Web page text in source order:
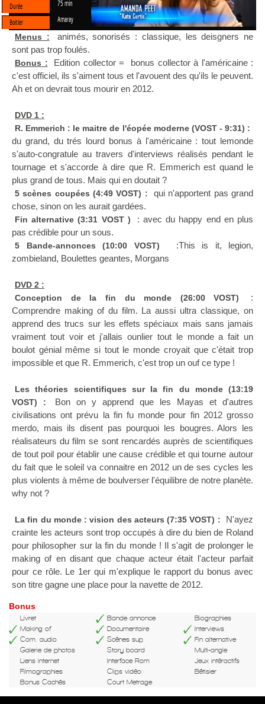
Durée
75 min
Boitier Amaray
Menus :
animés, sonorisés : classique, les deisgners ne
sont pas trop foulés.
Bonus :
Edition collector = bonus collector à l'américaine :
c'est officiel, ils s'aiment tous et l'avouent des qu'ils le peuvent.
Ah et on devrait tous mourir en 2012.
DVD 1 :
R. Emmerich : le maitre de l'éopée moderne (VOST - 9:31) :
du grand, du trés lourd bonus à l'américaine : tout lemonde
s'auto-congratule au travers d'interviews réalisés pendant le
tournage et s'accorde à dire que R. Emmerich est quand le
plus grand de tous. Mais qui en doutait ?
5 scènes coupées (4:49 VOST) :
qui n'apportent pas grand
chose, sinon on les aurait gardées.
Fin alternative (3:31 VOST )
: avec du happy end en plus
pas crédible pour un sous.
5 Bande-annonces (10:00 VOST)
:This is it, legion,
zombieland, Boulettes geantes, Morgans
DVD 2 :
Conception de la fin du monde (26:00 VOST)
:
Comprendre making of du film. La aussi ultra classique, on
apprend des trucs sur les effets spéciaux mais sans jamais
vraiment tout voir et j'allais ounlier tout le monde a fait un
boulot génial même si tout le monde croyait que c'était trop
impossible et que R. Emmerich, c'est trop un ouf ce type !
Les théories scientifiques sur la fin du monde (13:19
VOST) :
Bon on y apprend que les Mayas et d'autres
civilisations ont prévu la fin fu monde pour fin 2012 grosso
merdo, mais ils disent pas pourquoi les bougres. Alors les
réalisateurs du film se sont rencardés auprès de scientifiques
de tout poil pour établir une cause crédible et qui tourne autour
du fait que le soleil va connaitre en 2012 un de ses cycles les
plus violents à même de boulverser l'équilibre de notre planète.
why not ?
La fin du monde : vision des acteurs (7:35 VOST) :
N'ayez
crainte les acteurs sont trop occupés à dire du bien de Roland
pour philosopher sur la fin du monde ! Il s'agit de prolonger le
making of en disant que chaque acteur était l'acteur parfait
pour ce rôle. Le 1er qui m'explique le rapport du bonus avec
son titre gagne une place pour la navette de 2012.
Bonus
Livret Bande annonce
Biographies
Making of
Documentaire
Interviews
Com. audio
Scènes sup
Fin alternative
Galerie de photos
Story board
Multi-angle
Liens internet
Interface Rom
Jeux intéractifs
Filmographies
Clips vidéo
Bêtisier
Bonus Cachés
Court Metrage